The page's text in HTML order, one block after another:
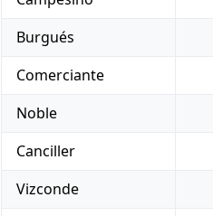
Burgués
Comerciante
Noble
Canciller
Vizconde